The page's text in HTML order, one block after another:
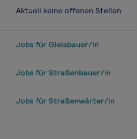
Aktuell keine offenen Stellen
Jobs für Gleisbauer/in
Jobs für Straßenbauer/in
Jobs für Straßenwärter/in